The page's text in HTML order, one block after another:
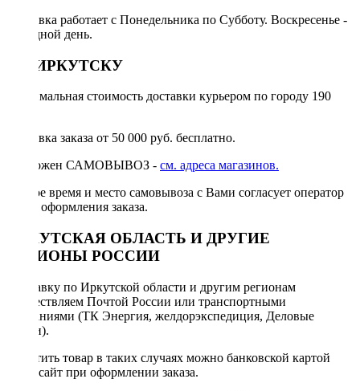
Доставка работает с Понедельника по Субботу. Воскресенье -
выходной день.
ПО ИРКУТСКУ
Минимальная стоимость доставки курьером по городу 190
Доставка заказа от 50 000 руб. бесплатно.
Возможен САМОВЫВОЗ - см. адреса магазинов.
Точное время и место самовывоза с Вами согласует оператор
после оформления заказа.
ИРКУТСКАЯ ОБЛАСТЬ И ДРУГИЕ
РЕГИОНЫ РОССИИ
Отправку по Иркутской области и другим регионам
осуществляем Почтой России или транспортными
компаниями (ТК Энергия, желдорэкспедиция, Деловые
линии).
Оплатить товар в таких случаях можно банковской картой
через сайт при оформлении заказа.